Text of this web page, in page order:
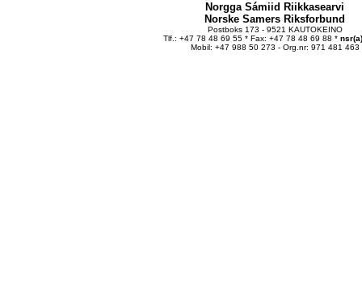
Norgga Sámiid Riikkasearvi
Norske Samers Riksforbund
Postboks 173 - 9521 KAUTOKEINO
Tlf.: +47 78 48 69 55 * Fax: +47 78 48 69 88 *
Mobil: +47 988 50 273 - Org.nr: 971 481 463